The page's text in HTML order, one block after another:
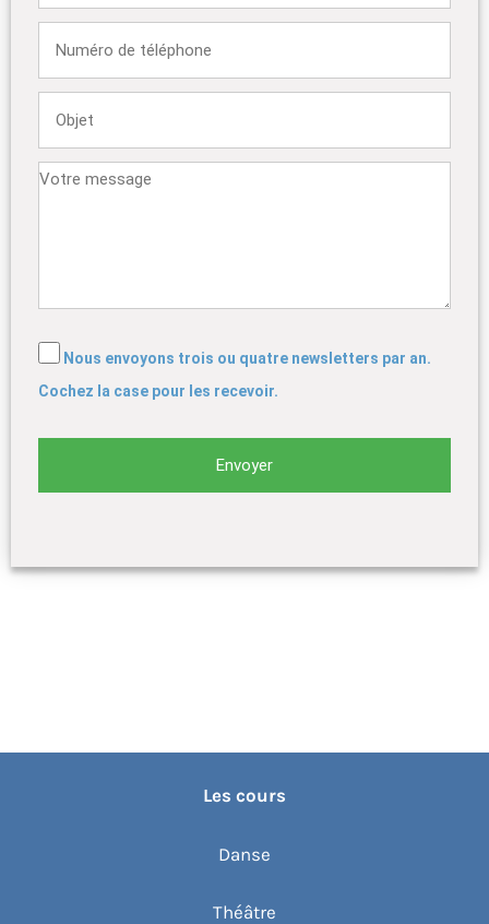
Nous envoyons trois ou quatre newsletters par an.
Cochez la case pour les recevoir.
Les cours
Danse
Théâtre